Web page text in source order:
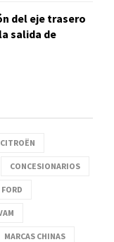
del eje trasero
salida de
CITROËN
CONCESIONARIOS
FORD
MARCAS CHINAS